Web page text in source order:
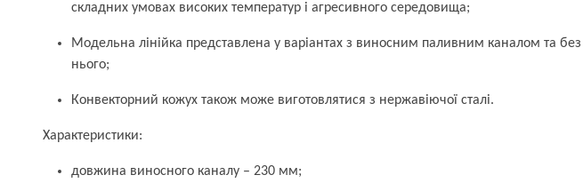
складних умовах високих температур і агресивного середовища;
Модельна лінійка представлена у варіантах з виносним паливним каналом та без
нього;
Конвекторний кожух також може виготовлятися з нержавіючої сталі.
Характеристики:
довжина виносного каналу – 230 мм;